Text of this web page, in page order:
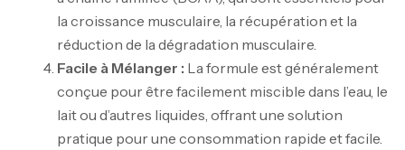
la croissance musculaire, la récupération et la
réduction de la dégradation musculaire.
Facile à Mélanger : La formule est généralement
conçue pour être facilement miscible dans l’eau, le
lait ou d’autres liquides, offrant une solution
pratique pour une consommation rapide et facile.